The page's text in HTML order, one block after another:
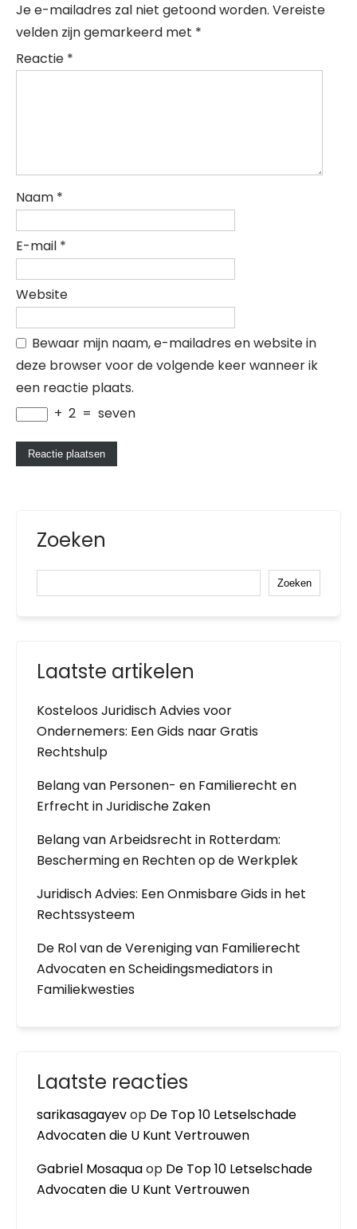
Je e-mailadres zal niet getoond worden. Vereiste
velden zijn gemarkeerd met *
Reactie *
Naam *
E-mail *
Website
Bewaar mijn naam, e-mailadres en website in
deze browser voor de volgende keer wanneer ik
een reactie plaats.
+ 2 = seven
Zoeken
Zoeken
Laatste artikelen
Kosteloos Juridisch Advies voor
Ondernemers: Een Gids naar Gratis
Rechtshulp
Belang van Personen- en Familierecht en
Erfrecht in Juridische Zaken
Belang van Arbeidsrecht in Rotterdam:
Bescherming en Rechten op de Werkplek
Juridisch Advies: Een Onmisbare Gids in het
Rechtssysteem
De Rol van de Vereniging van Familierecht
Advocaten en Scheidingsmediators in
Familiekwesties
Laatste reacties
sarikasagayevop De Top 10 Letselschade
Advocaten die U Kunt Vertrouwen
Gabriel Mosaquaop De Top 10 Letselschade
Advocaten die U Kunt Vertrouwen